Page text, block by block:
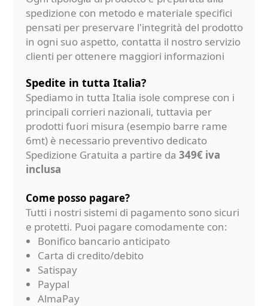
spedizione con metodo e materiale specifici
pensati per preservare l'integrità del prodotto
in ogni suo aspetto, contatta il nostro servizio
clienti per ottenere maggiori informazioni
Spedite in tutta Italia?
Spediamo in tutta Italia isole comprese con i
principali corrieri nazionali, tuttavia per
prodotti fuori misura (esempio barre rame
6mt) è necessario preventivo dedicato
Spedizione Gratuita a partire da 349€ iva
inclusa
Come posso pagare?
Tutti i nostri sistemi di pagamento sono sicuri
e protetti. Puoi pagare comodamente con:
Bonifico bancario anticipato
Carta di credito/debito
Satispay
Paypal
AlmaPay